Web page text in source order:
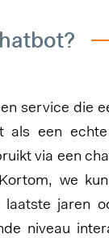
service die
als een
via een
we
jaren
niveau